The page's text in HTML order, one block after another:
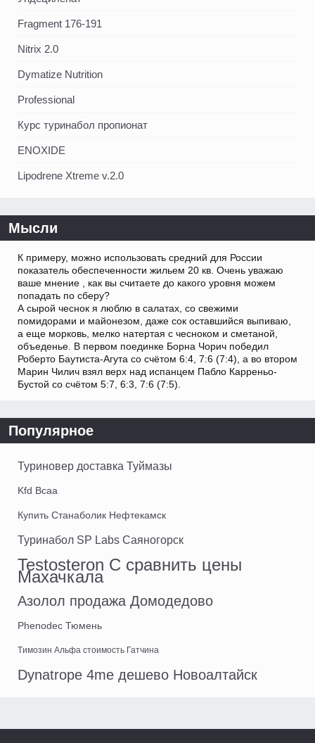
Fragment 176-191
Nitrix 2.0
Dymatize Nutrition
Professional
Курс туринабол пропионат
ENOXIDE
Lipodrene Xtreme v.2.0
Мысли
К примеру, можно использовать средний для России
показатель обеспеченности жильем 20 кв. Очень уважаю
ваше мнение , как вы считаете до какого уровня можем
попадать по сберу?
А сырой чеснок я люблю в салатах, со свежими
помидорами и майонезом, даже сок оставшийся выпиваю,
а еще морковь, мелко натертая с чесноком и сметаной,
объеденье. В первом поединке Борна Чорич победил
Роберто Баутиста-Агута со счётом 6:4, 7:6 (7:4), а во втором
Марин Чилич взял верх над испанцем Пабло Карреньо-
Бустой со счётом 5:7, 6:3, 7:6 (7:5).
Популярное
Туриновер доставка Туймазы
Kfd Bcaa
Купить Станаболик Нефтекамск
Туринабол SP Labs Саяногорск
Testosteron C сравнить цены
Махачкала
Азолол продажа Домодедово
Phenodec Тюмень
Tимозин Альфа стоимость Гатчина
Dynatrope 4me дешево Новоалтайск